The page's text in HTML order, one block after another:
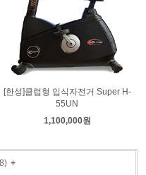
[한성]클럽형 입식자전거 Super H-
55UN
1,100,000원
)+